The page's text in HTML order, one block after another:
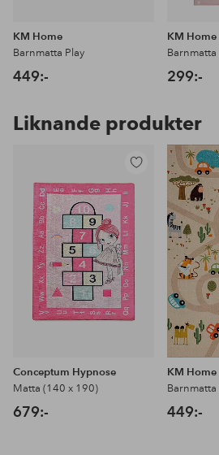
KM Home
Barnmatta Play
449:-
KM Home
Barnmatta
299:-
Liknande produkter
till
i
favoriter
Conceptum Hypnose
Matta (140 x 190)
679:-
KM Home
Barnmatta
449:-